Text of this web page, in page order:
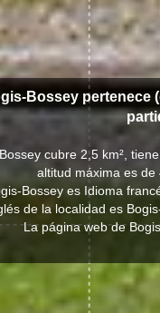
Bossey pertenece
cubre 2,5 km²,
altitud máxima es de
Bossey es Idioma
de la localidad es
La página web de